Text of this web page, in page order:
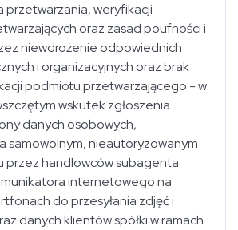
weryfikacji
oraz zasad poufności i
niewdrożenie odpowiednich
i organizacyjnych oraz brak
podmiotu przetwarzającego - w
wskutek zgłoszenia
danych osobowych,
samowolnym, nieautoryzowanym
przez handlowców subagenta
internetowego na
do przesyłania zdjęć i
danych klientów spółki w ramach